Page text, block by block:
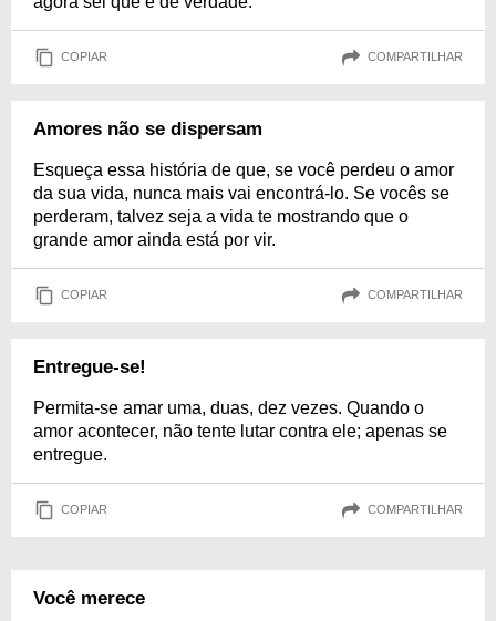
COPIAR COMPARTILHAR
Amores não se dispersam
Esqueça essa história de que, se você perdeu o amor
da sua vida, nunca mais vai encontrá-lo. Se vocês se
perderam, talvez seja a vida te mostrando que o
grande amor ainda está por vir.
COPIAR COMPARTILHAR
Entregue-se!
Permita-se amar uma, duas, dez vezes. Quando o
amor acontecer, não tente lutar contra ele; apenas se
entregue.
COPIAR COMPARTILHAR
Você merece